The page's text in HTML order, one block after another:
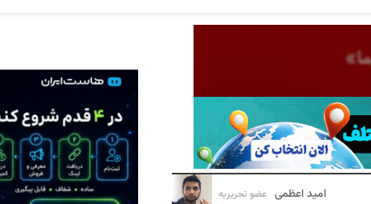
امید اعظمی عضو تحریریه